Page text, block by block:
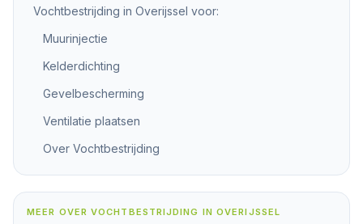
Vochtbestrijding in Overijssel voor:
Muurinjectie
Kelderdichting
Gevelbescherming
Ventilatie plaatsen
Over Vochtbestrijding
MEER OVER VOCHTBESTRIJDING IN OVERIJSSEL